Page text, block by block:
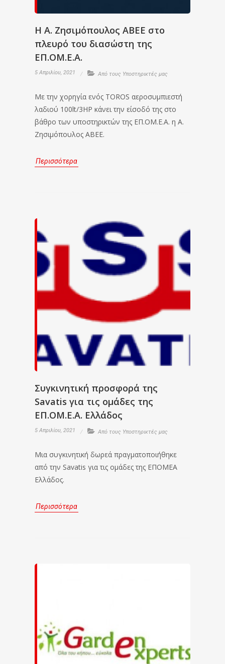
Η Α. Ζησιμόπουλος ΑΒΕΕ στο
πλευρό του διασώστη της
ΕΠ.ΟΜ.Ε.Α.
5 Απριλίου, 2021 Από τους Υποστηρικτές μας
Με την χορηγία ενός TOROS αεροσυμπιεστή
λαδιού 100lt/3HP κάνει την είσοδό της στο
βάθρο των υποστηρικτών της ΕΠ.ΟΜ.Ε.Α. η Α.
Ζησιμόπουλος ΑΒΕΕ.
Περισσότερα
Συγκινητική προσφορά της
Savatis για τις ομάδες της
ΕΠ.ΟΜ.Ε.Α. Ελλάδος
5 Απριλίου, 2021 Από τους Υποστηρικτές μας
Μια συγκινητική δωρεά πραγματοποιήθηκε
από την Savatis για τις ομάδες της ΕΠΟΜΕΑ
Ελλάδος.
Περισσότερα